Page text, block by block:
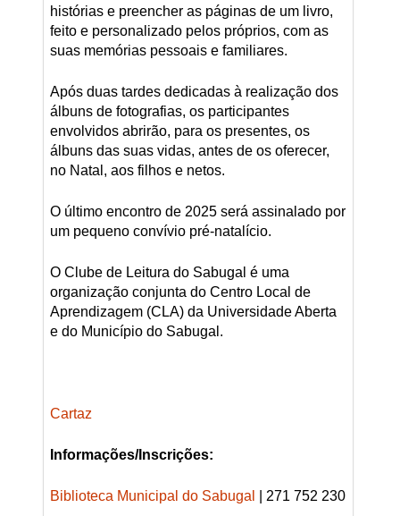
histórias e preencher as páginas de um livro,
feito e personalizado pelos próprios, com as
suas memórias pessoais e familiares.
Após duas tardes dedicadas à realização dos
álbuns de fotografias, os participantes
envolvidos abrirão, para os presentes, os
álbuns das suas vidas, antes de os oferecer,
no Natal, aos filhos e netos.
O último encontro de 2025 será assinalado por
um pequeno convívio pré-natalício.
O Clube de Leitura do Sabugal é uma
organização conjunta do Centro Local de
Aprendizagem (CLA) da Universidade Aberta
e do Município do Sabugal.
Cartaz
Informações/Inscrições:
Biblioteca Municipal do Sabugal | 271 752 230